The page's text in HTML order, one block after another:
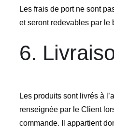
Les frais de port ne sont
et seront redevables par le
6.
Les produits sont livrés à
renseignée par le Client
commande. Il appartient